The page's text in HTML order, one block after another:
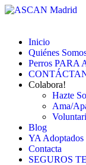
Inicio
Quiénes
Perros PARA
Colabora!
Hazte
Ama/
Blog
YA Adoptados
Contacta
SEGUROS